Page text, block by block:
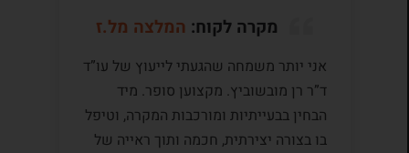
מקרה לקוח: המלצה מל.ז
אני יותר משמחה שהגעתי לייעוץ של עו”ד
ד”ר רן מובשוביץ. מקצוען סופר. מיד
הבחין בבעייתיות ומורכבות המקרה, וטיפל
בו בצורה יצירתית, חכמה ותוך ראייה של